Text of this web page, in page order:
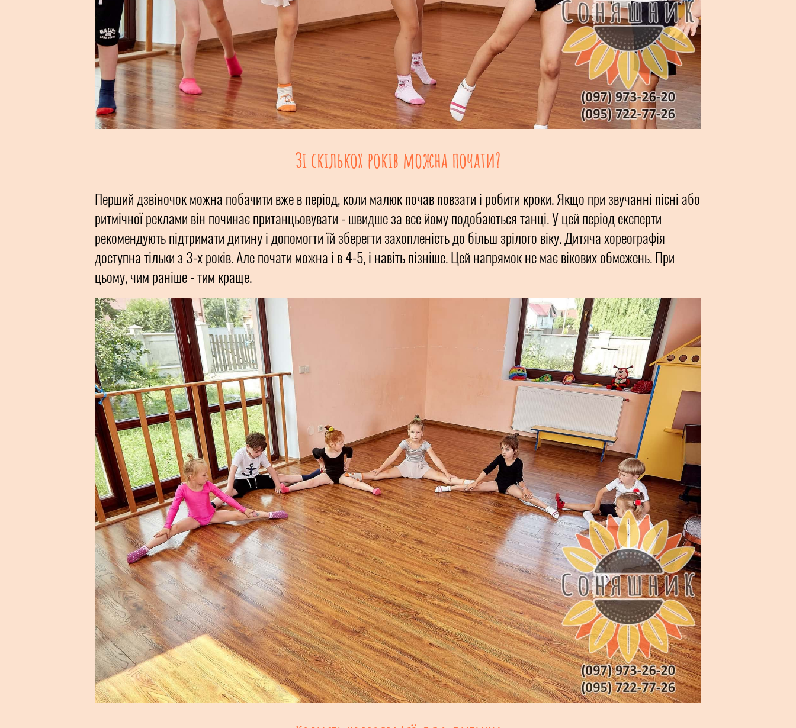
Зі скількох років можна почати?
Перший дзвіночок можна побачити вже в період, коли малюк почав повзати і робити кроки. Якщо при звучанні пісні або
ритмічної реклами він починає пританцьовувати - швидше за все йому подобаються танці. У цей період експерти
рекомендують підтримати дитину і допомогти їй зберегти захопленість до більш зрілого віку. Дитяча хореографія
доступна тільки з 3-х років. Але почати можна і в 4-5, і навіть пізніше. Цей напрямок не має вікових обмежень. При
цьому, чим раніше - тим краще.